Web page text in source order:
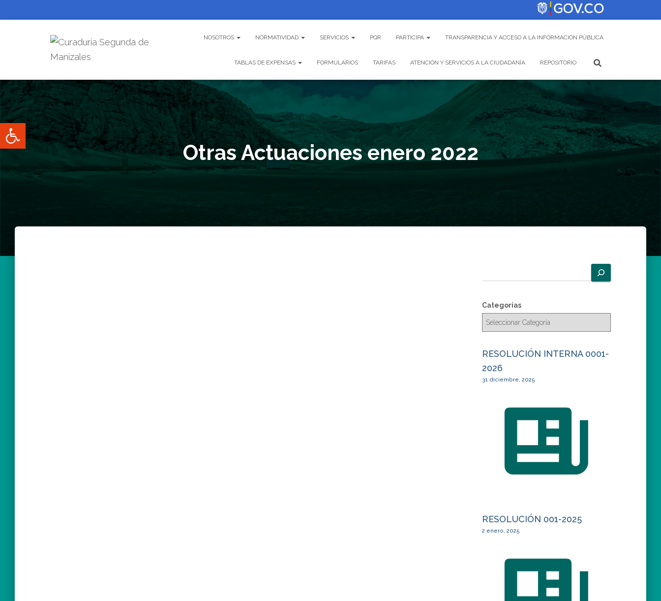
Abrir barra de herramientas
NOSOTROS NORMATIVIDAD SERVICIOS PQR PARTICIPA TRANSPARENCIA Y ACCESO A LA INFORMACIÓN PÚBLICA
TABLAS DE EXPENSAS FORMULARIOS TARIFAS ATENCIÓN Y SERVICIOS A LA CIUDADANÍA REPOSITORIO
Otras Actuaciones enero 2022
u
c
a
Categorías
RESOLUCIÓN INTERNA 0001-
2026
31 diciembre, 2025
RESOLUCIÓN 001-2025
2 enero, 2025